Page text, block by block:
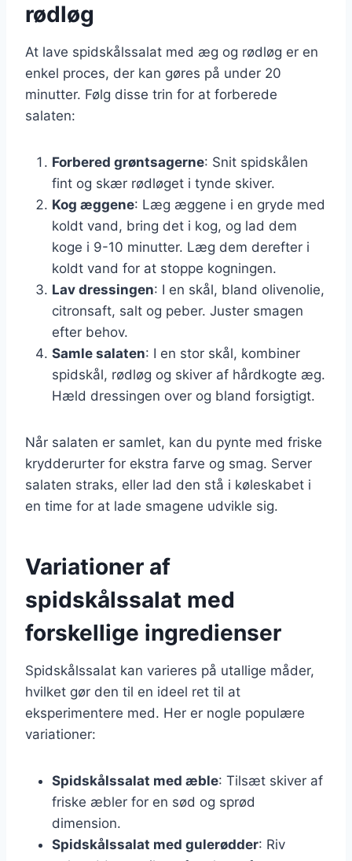
rødløg
At lave spidskålssalat med æg og rødløg er en
enkel proces, der kan gøres på under 20
minutter. Følg disse trin for at forberede
salaten:
Forbered grøntsagerne: Snit spidskålen
fint og skær rødløget i tynde skiver.
Kog æggene: Læg æggene i en gryde med
koldt vand, bring det i kog, og lad dem
koge i 9-10 minutter. Læg dem derefter i
koldt vand for at stoppe kogningen.
Lav dressingen: I en skål, bland olivenolie,
citronsaft, salt og peber. Juster smagen
efter behov.
Samle salaten: I en stor skål, kombiner
spidskål, rødløg og skiver af hårdkogte æg.
Hæld dressingen over og bland forsigtigt.
Når salaten er samlet, kan du pynte med friske
krydderurter for ekstra farve og smag. Server
salaten straks, eller lad den stå i køleskabet i
en time for at lade smagene udvikle sig.
Variationer af
spidskålssalat med
forskellige ingredienser
Spidskålssalat kan varieres på utallige måder,
hvilket gør den til en ideel ret til at
eksperimentere med. Her er nogle populære
variationer:
Spidskålssalat med æble: Tilsæt skiver af
friske æbler for en sød og sprød
dimension.
Spidskålssalat med gulerødder: Riv